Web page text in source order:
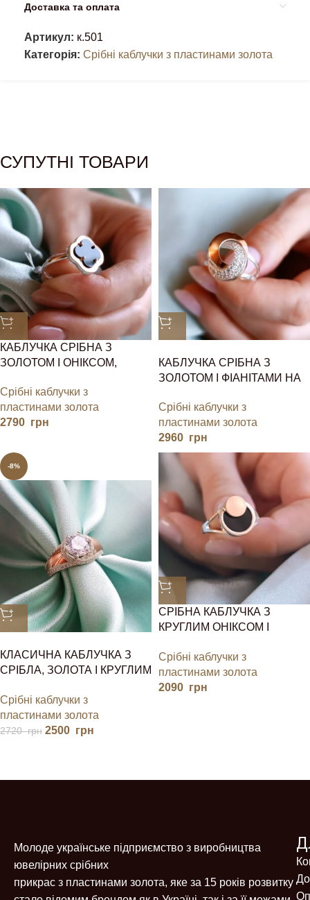
Доставка та оплата
Артикул: к.501
Категорія: Срібні каблучки з пластинами золота
СУПУТНІ ТОВАРИ
КАБЛУЧКА СРІБНА З
ЗОЛОТОМ І ОНІКСОМ,
Срібні каблучки з
пластинами золота
2790 грн
КАБЛУЧКА СРІБНА З
ЗОЛОТОМ І ФІАНІТАМИ НА
Срібні каблучки з
пластинами золота
2960 грн
-8%
КЛАСИЧНА КАБЛУЧКА З
СРІБЛА, ЗОЛОТА І КРУГЛИМ
Срібні каблучки з
пластинами золота
2720грн 2500 грн
СРІБНА КАБЛУЧКА З
КРУГЛИМ ОНІКСОМ І
Срібні каблучки з
пластинами золота
2090 грн
Молоде українське підприємство з виробництва
ювелірних срібних
прикрас з пластинами золота, яке за 15 років розвитку